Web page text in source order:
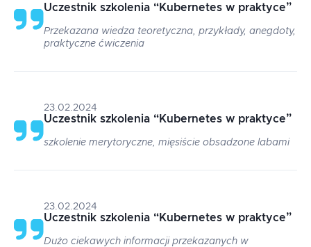
Uczestnik szkolenia “Kubernetes w praktyce”
Przekazana wiedza teoretyczna, przykłady, anegdoty,
praktyczne ćwiczenia
23.02.2024
Uczestnik szkolenia “Kubernetes w praktyce”
szkolenie merytoryczne, mięsiście obsadzone labami
23.02.2024
Uczestnik szkolenia “Kubernetes w praktyce”
Dużo ciekawych informacji przekazanych w